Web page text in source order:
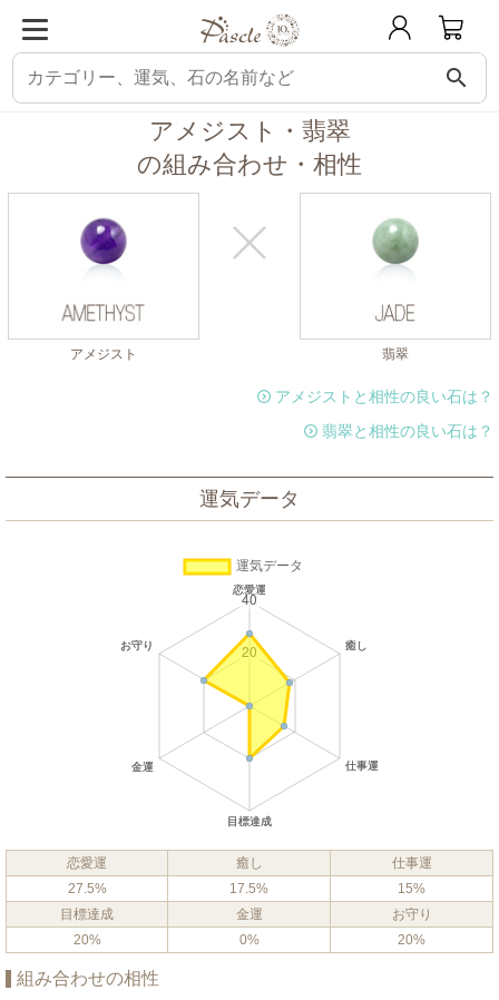
search
パスクル 組み合わせ・相性チェック アメジストと相性の良い石 アメジ
アメジスト・翡翠
の組み合わせ・相性
アメジスト 翡翠
アメジストと相性の良い石は？
翡翠と相性の良い石は？
運気データ
恋愛運 癒し
仕事運
27.5%
17.5%
15%
目標達成
金運
お守り
20%
0% 20%
組み合わせの相性